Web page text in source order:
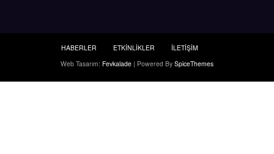
HABERLER ETKİNLİKLER
İLETİŞİM
Web Tasarım: Fevkalade | Powered By SpiceThemes